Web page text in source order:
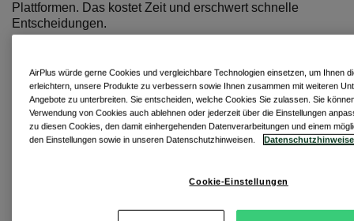
Plattformen. Das kostet Zeit und erschwert schnelle
Entscheidungen.
Fragestellungen wie:
Wie hoch waren die Reiseausgaben im vergangenen
Quartal?
Welche Leistungsträger verursachen die höchsten
Kosten?
Wo steigen Ausgaben aktuell besonders stark?
Standardisierte Zahlungsdaten schaffen hier die
Grundlage für mehr Transparenz. Sie ermöglichen einen
konsistenten Blick auf Ausgaben über Systeme, Standorte
AirPlus würde gerne Cookies und vergleichbare Technologien einsetzen, um Ihnen
erleichtern, unsere Produkte zu verbessern sowie Ihnen zusammen mit weiteren
Angebote zu unterbreiten. Sie entscheiden, welche Cookies Sie zulassen. Sie
Verwendung von Cookies auch ablehnen oder jederzeit über die Einstellungen
zu diesen Cookies, den damit einhergehenden Datenverarbeitungen und einem
den Einstellungen sowie in unseren Datenschutzhinweisen.
Datenschutzhinweise
Cookie-Einstellungen